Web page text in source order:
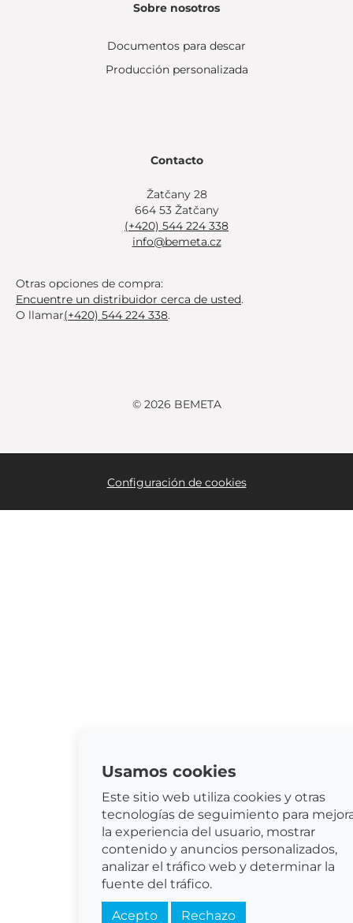
Sobre nosotros
Documentos para descar
Producción personalizada
Contacto
Žatčany 28
664 53 Žatčany
(+420) 544 224 338
info@bemeta.cz
Otras opciones de compra:
Encuentre un distribuidor cerca de usted.
O llamar(+420) 544 224 338.
© 2026 BEMETA
Usamos cookies
Este sitio web utiliza cookies y otras
tecnologías de seguimiento para
la experiencia del usuario, mostrar
contenido y anuncios personalizados,
analizar el tráfico web y determinar la
fuente del tráfico.
Acepto Rechazo
Configuración de cookies